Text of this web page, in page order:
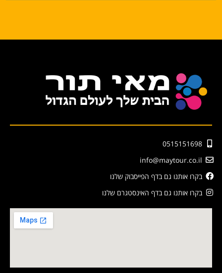
0515151698
info@maytour.co.il
בקרו אותנו גם בדף הפייסבוק שלנו
בקרו אותנו גם בדף האינסטגרם שלנו